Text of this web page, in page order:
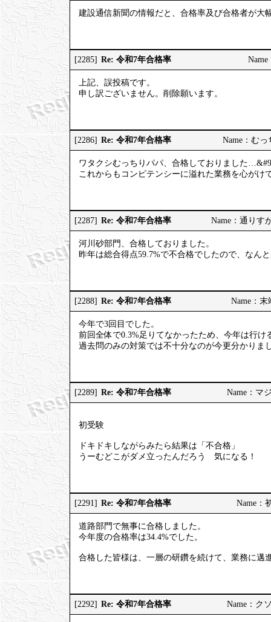
建設通信新聞の情報だと、合格率及び合格者が大
[2285] Re: 令和7年合格率
上記、誤投稿です。
申し訳ございません。削除願います。
[2286] Re: 令和7年合格率 Name：む
ワタクシむっちりパパ、合格しておりました
これからもコンピテンシーに溢れた業務を心がけ
[2287] Re: 令和7年合格率 Name：通りす
河川砂部門、合格しておりました。
昨年は総合得点59.7%で不合格でしたので、なん
[2288] Re: 令和7年合格率 Name：
今年で3回目でした。
前回全体で0.3%足りてなかったため、今年は行
過去問のみの対策では不十分なのが今更分かりま
[2289] Re: 令和7年合格率 Name：マ
初受験
ドキドキしながらみたら結果は「不合格」
うーむどこがダメ立ったんだろう 気になる！
[2291] Re: 令和7年合格率 Name：
道路部門で無事に合格しました。
今年度の合格率は34.4%でした。
合格した皆様は、一層の研鑽を続けて、業務に邁
[2292] Re: 令和7年合格率 Name：ク